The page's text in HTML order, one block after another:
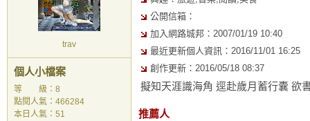
trav
個人小檔案
等 級：8
點閱人氣：466284
本日人氣：51
公開信箱：
加入網路城邦：2007/01/19 10:40
最近更新個人資訊：2016/11/01 16:25
創作更新：2016/05/18 08:37
擬知天涯識海角 逕赴歲月蓄行囊 欲
推薦人